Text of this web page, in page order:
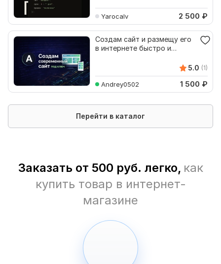
Yarocalv 2 500 ₽
Создам сайт и размещу его
в интернете быстро и
5.0 (1)
Andrey0502 1 500 ₽
Перейти в каталог
Заказать от 500 руб. легко, как
купить товар в интернет-
магазине